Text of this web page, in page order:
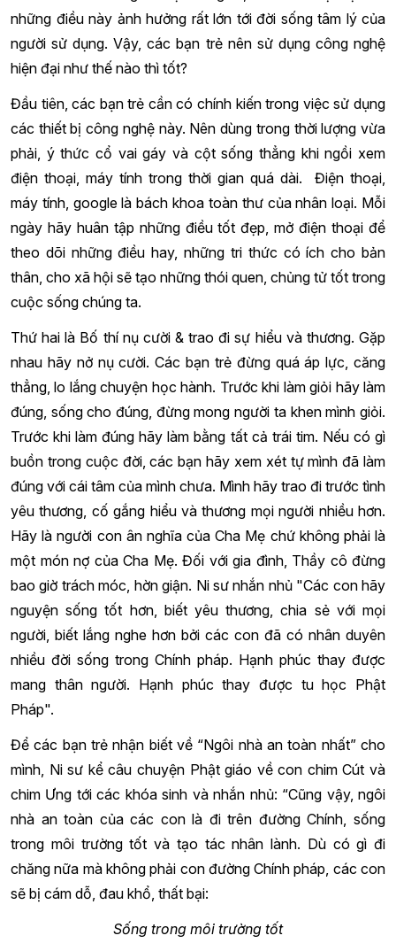
những điều này ảnh hưởng rất lớn tới đời sống tâm lý của
người sử dụng. Vậy, các bạn trẻ nên sử dụng công nghệ
hiện đại như thế nào thì tốt?
Đầu tiên, các bạn trẻ cần có chính kiến trong việc sử dụng
các thiết bị công nghệ này. Nên dùng trong thời lượng vừa
phải, ý thức cổ vai gáy và cột sống thẳng khi ngồi xem
điện thoại, máy tính trong thời gian quá dài. Điện thoại,
máy tính, google là bách khoa toàn thư của nhân loại. Mỗi
ngày hãy huân tập những điều tốt đẹp, mở điện thoại để
theo dõi những điều hay, những tri thức có ích cho bản
thân, cho xã hội sẽ tạo những thói quen, chủng tử tốt trong
cuộc sống chúng ta.
Thứ hai là Bố thí nụ cười & trao đi sự hiểu và thương. Gặp
nhau hãy nở nụ cười. Các bạn trẻ đừng quá áp lực, căng
thẳng, lo lắng chuyện học hành. Trước khi làm giỏi hãy làm
đúng, sống cho đúng, đừng mong người ta khen mình giỏi.
Trước khi làm đúng hãy làm bằng tất cả trái tim. Nếu có gì
buồn trong cuộc đời, các bạn hãy xem xét tự mình đã làm
đúng với cái tâm của mình chưa. Mình hãy trao đi trước tình
yêu thương, cố gắng hiểu và thương mọi người nhiều hơn.
Hãy là người con ân nghĩa của Cha Mẹ chứ không phải là
một món nợ của Cha Mẹ. Đối với gia đình, Thầy cô đừng
bao giờ trách móc, hờn giận. Ni sư nhắn nhủ "Các con hãy
nguyện sống tốt hơn, biết yêu thương, chia sẻ với mọi
người, biết lắng nghe hơn bởi các con đã có nhân duyên
nhiều đời sống trong Chính pháp. Hạnh phúc thay được
mang thân người. Hạnh phúc thay được tu học Phật
Pháp".
Để các bạn trẻ nhận biết về “Ngôi nhà an toàn nhất” cho
mình, Ni sư kể câu chuyện Phật giáo về con chim Cút và
chim Ưng tới các khóa sinh và nhắn nhủ: “Cũng vậy, ngôi
nhà an toàn của các con là đi trên đường Chính, sống
trong môi trường tốt và tạo tác nhân lành. Dù có gì đi
chăng nữa mà không phải con đường Chính pháp, các con
sẽ bị cám dỗ, đau khổ, thất bại:
Sống trong môi trường tốt